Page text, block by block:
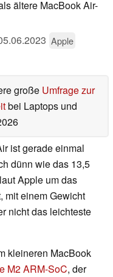
ältere MacBook Air-
Apple
große Umfrage zur
bei Laptops und
ist gerade einmal
dünn wie das 13,5
Apple um das
mit einem Gewicht
nicht das leichteste
kleineren MacBook
M2 ARM-SoC, der